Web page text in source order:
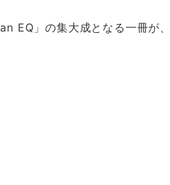
EQ」の集大成となる一冊が